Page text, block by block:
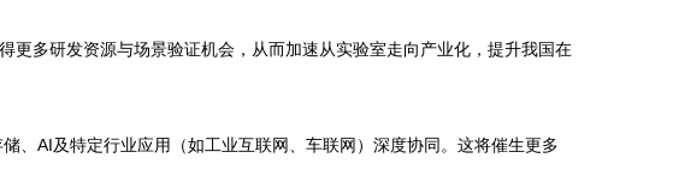
多研发资源与场景验证机会，从而加速从实验室走向产业化，提升我国在
、AI及特定行业应用（如工业互联网、车联网）深度协同。这将催生更多